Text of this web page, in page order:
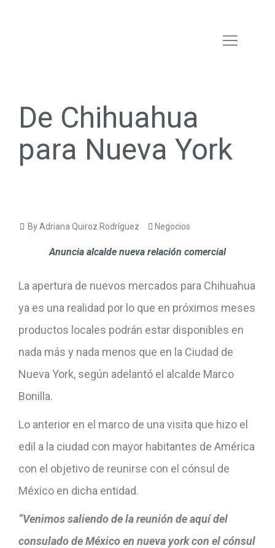
De Chihuahua
para Nueva York
By Adriana Quiroz Rodríguez Negocios
Anuncia alcalde nueva relación comercial
La apertura de nuevos mercados para Chihuahua
ya es una realidad por lo que en próximos meses
productos locales podrán estar disponibles en
nada más y nada menos que en la Ciudad de
Nueva York, según adelantó el alcalde Marco
Bonilla.
Lo anterior en el marco de una visita que hizo el
edil a la ciudad con mayor habitantes de América
con el objetivo de reunirse con el cónsul de
México en dicha entidad.
“Venimos saliendo de la reunión de aquí del
consulado de México en nueva york con el cónsul